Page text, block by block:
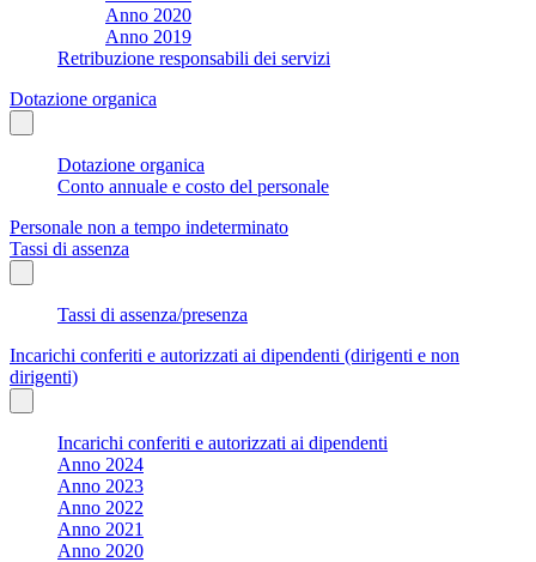
Anno 2020
Anno 2019
Retribuzione responsabili dei servizi
Dotazione organica
Dotazione organica
Conto annuale e costo del personale
Personale non a tempo indeterminato
Tassi di assenza
Tassi di assenza/presenza
Incarichi conferiti e autorizzati ai dipendenti (dirigenti e non
dirigenti)
Incarichi conferiti e autorizzati ai dipendenti
Anno 2024
Anno 2023
Anno 2022
Anno 2021
Anno 2020